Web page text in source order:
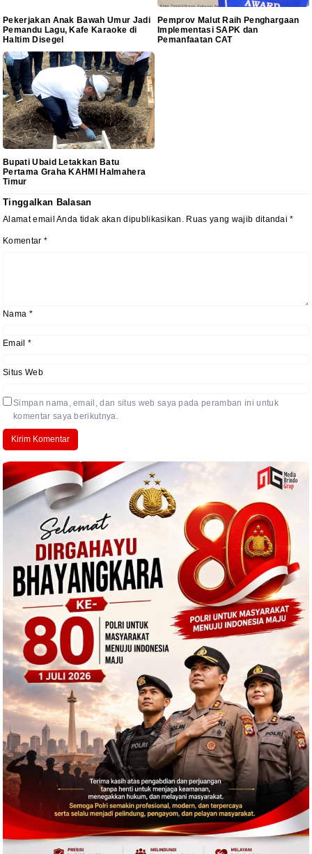
Pekerjakan Anak Bawah Umur Jadi
Pemandu Lagu, Kafe Karaoke di
Haltim Disegel
Pemprov Malut Raih Penghargaan
Implementasi SAPK dan
Pemanfaatan CAT
Bupati Ubaid Letakkan Batu
Pertama Graha KAHMI Halmahera
Timur
Tinggalkan Balasan
Alamat email Anda tidak akan dipublikasikan. Ruas yang wajib ditandai*
Komentar *
Nama *
Email *
Situs Web
Simpan nama, email, dan situs web saya pada peramban ini untuk
komentar saya berikutnya.